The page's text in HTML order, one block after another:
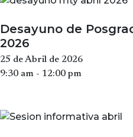
Desayuno de
2026
25 de Abril de 2026
9:30 am - 12:00 pm